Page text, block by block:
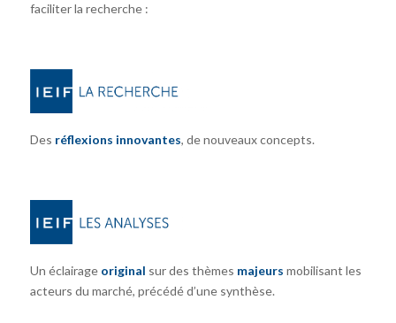
faciliter la recherche :
Des réflexions innovantes, de nouveaux concepts.
Un éclairage original sur des thèmes majeurs mobilisant les
acteurs du marché, précédé d’une synthèse.